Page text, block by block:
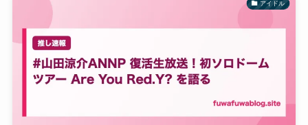
アイドル